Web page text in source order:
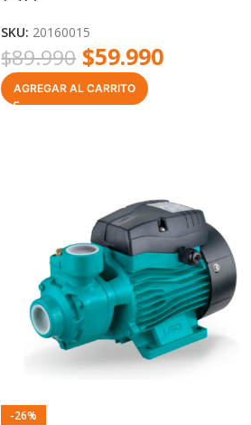
SKU: 20160015
$89.990 $59.990
AGREGAR AL CARRITO
-26%